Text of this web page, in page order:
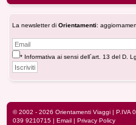
La newsletter di Orientamenti:
* Informativa ai sensi dell´art. 13 del D.
© 2002 - 2026 Orientamenti Viaggi | P.IVA
039 9210715 | Email | Privacy Policy